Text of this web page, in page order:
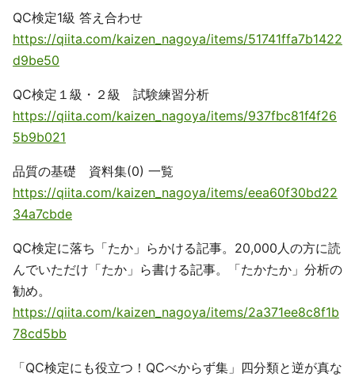
QC検定1級 答え合わせ
https://qiita.com/kaizen_nagoya/items/51741ffa7b1422
d9be50
QC検定１級・２級 試験練習分析
https://qiita.com/kaizen_nagoya/items/937fbc81f4f26
5b9b021
品質の基礎 資料集(0) 一覧
https://qiita.com/kaizen_nagoya/items/eea60f30bd22
34a7cbde
QC検定に落ち「たか」らかける記事。20,000人の方に読
んでいただけ「たか」ら書ける記事。「たかたか」分析の
勧め。
https://qiita.com/kaizen_nagoya/items/2a371ee8c8f1b
78cd5bb
「QC検定にも役立つ！QCべからず集」四分類と逆が真な